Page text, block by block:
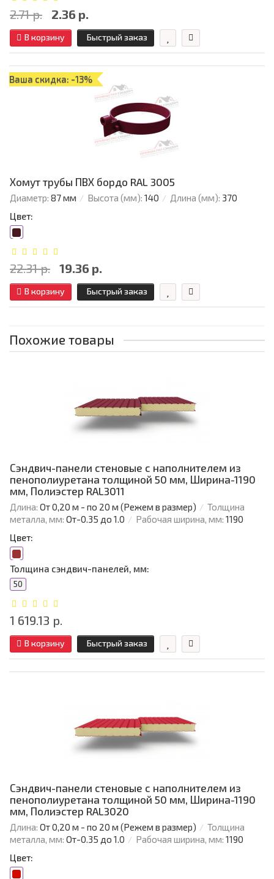
2.71 р. 2.36 р.
В корзину Быстрый заказ
Ваша скидка: -13%
Хомут трубы ПВХ бордо RAL 3005
Диаметр: 87 мм Высота (мм): 140 Длина (мм): 370
Цвет:
22.31 р. 19.36 р.
В корзину Быстрый заказ
Похожие товары
Сэндвич-панели стеновые с наполнителем из
пенополиуретана толщиной 50 мм, Ширина-1190
мм, Полиэстер RAL3011
Длина: От 0,20 м - по 20 м (Режем в размер)
Толщина
металла, мм: От-0.35 до 1.0 Рабочая ширина, мм: 1190
Цвет:
Толщина сэндвич-панелей, мм:
50
1 619.13 р.
В корзину Быстрый заказ
Сэндвич-панели стеновые с наполнителем из
пенополиуретана толщиной 50 мм, Ширина-1190
мм, Полиэстер RAL3020
Длина: От 0,20 м - по 20 м (Режем в размер)
Толщина
металла, мм: От-0.35 до 1.0 Рабочая ширина, мм: 1190
Цвет: